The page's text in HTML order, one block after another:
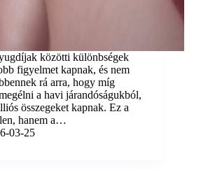
közötti különbségek
figyelmet kapnak, és nem
rá arra, hogy míg
a havi járandóságukból,
összegeket kapnak. Ez a
hanem a…
03-25